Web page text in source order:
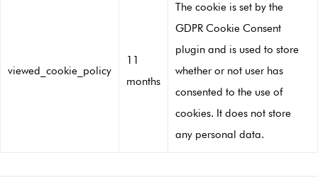
viewed_cookie_policy
11
months
The cookie is set by the
GDPR Cookie Consent
plugin and is used to store
whether or not user has
consented to the use of
cookies. It does not store
any personal data.